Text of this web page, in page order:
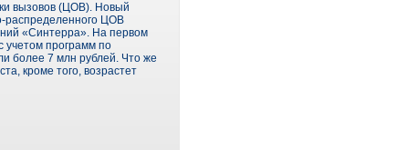
вызовов (ЦОВ). Новый
распределенного ЦОВ
«Синтерра». На первом
учетом программ по
более 7 млн рублей. Что же
кроме того, возрастет